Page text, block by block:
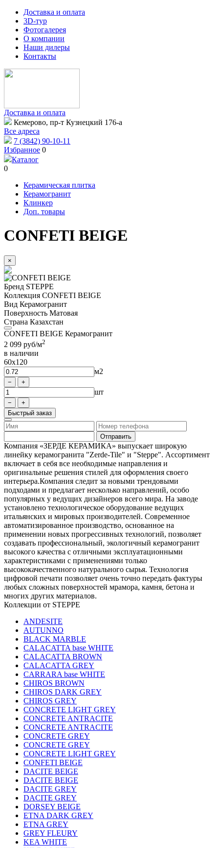
Доставка и оплата
3D-тур
Фотогалерея
О компании
Наши дилеры
Контакты
Доставка и оплата
Кемерово, пр-т Кузнецкий 176-а
Все адреса
7 (3842) 90-10-11
Избранное 0
Каталог
0
Керамическая плитка
Керамогранит
Клинкер
Доп. товары
CONFETI BEIGE
×
Бренд STEPPE
Коллекция CONFETI BEIGE
Вид Керамогранит
Поверхность Матовая
Страна Казахстан
CONFETI BEIGE Керамогранит
2 099 руб/м2
в наличии
60x120
м2
шт
Быстрый заказ
Компания «ЗЕРДЕ КЕРАМИКА» выпускает широкую
линейку керамогранита "Zerde-Tile" и "Steppe". Ассортимент
включает в себя все необходимые направления и
оригинальные решения стилей для оформления своего
интерьера.Компания следит за новыми трендовыми
подходами и предлагает несколько направлений, особо
популярных у ведущих дизайнеров всего мира. На заводе
установлено технологическое оборудование ведущих
итальянских и мировых производителей. Современное
автоматизированное производство, основанное на
применении новых прогрессивных технологий, позволяет
создавать профессиональный, экологичный керамогранит
высокого качества с отличными эксплуатационными
характеристиками с применениями только
высококачественного натурального сырья. Технология
цифровой печати позволяeт очень точно передать фактуры
любых сложных поверхностей мрамора, камня, бетона и
многих других материалов.
Коллекции от STEPPE
ANDESITE
AUTUNNO
BLACK MARBLE
CALACATTA base WHITE
CALACATTA BROWN
CALACATTA GREY
CARRARA base WHITE
CHIROS BROWN
CHIROS DARK GREY
CHIROS GREY
CONCRETE LIGHT GREY
CONCRETE ANTRACITE
CONCRETE ANTRACITE
CONCRETE GREY
CONCRETE GREY
CONCRETE LIGHT GREY
CONFETI BEIGE
DACITE BEIGE
DACITE BEIGE
DACITE GREY
DACITE GREY
DORSEY BEIGE
ETNA DARK GREY
ETNA GREY
GREY FLEURY
KEA WHITE